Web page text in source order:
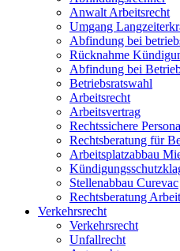
Anwalt Arbeitsrecht
Umgang
Abfindung bei
Rücknahme
Abfindung bei
Betriebsratswahl
Arbeitsrecht
Arbeitsvertrag
Rechtssichere
Rechtsberatung für
Arbeitsplatzabbau
Stellenabbau Curevac
Rechtsberatung
Verkehrsrecht
Verkehrsrecht
Unfallrecht